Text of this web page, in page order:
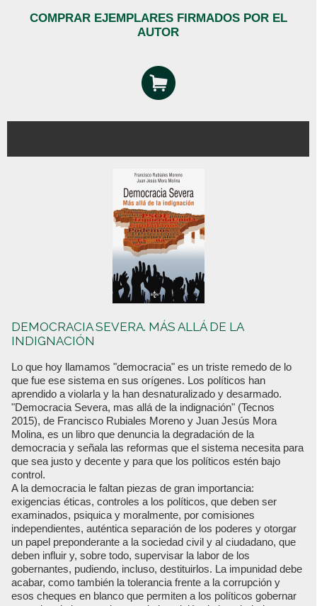
COMPRAR EJEMPLARES FIRMADOS POR EL
AUTOR
DEMOCRACIA SEVERA. MÁS ALLÁ DE LA
INDIGNACIÓN
Lo que hoy llamamos "democracia" es un triste remedo de lo
que fue ese sistema en sus orígenes. Los políticos han
aprendido a violarla y la han desnaturalizado y desarmado.
"Democracia Severa, mas allá de la indignación" (Tecnos
2015), de Francisco Rubiales Moreno y Juan Jesús Mora
Molina, es un libro que denuncia la degradación de la
democracia y señala las reformas que el sistema necesita para
que sea justo y decente y para que los políticos estén bajo
control.
A la democracia le faltan piezas de gran importancia:
exigencias éticas, controles a los políticos, que deben ser
examinados, psiquica y moralmente, por comisiones
independientes, auténtica separación de los poderes y otorgar
un papel preponderante a la sociedad civil y al ciudadano, que
deben influir y, sobre todo, supervisar la labor de los
gobernantes, pudiendo, incluso, destituirlos. La impunidad debe
acabar, como también la tolerancia frente a la corrupción y
esos cheques en blanco que permiten a los políticos gobernar